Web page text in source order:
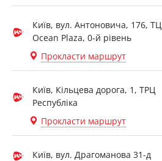
Київ, вул. Антоновича, 176, ТЦ
Ocean Plaza, 0-й рівень
Прокласти маршрут
Київ, Кільцева дорога, 1, ТРЦ
Республіка
Прокласти маршрут
Київ, вул. Драгоманова 31-д